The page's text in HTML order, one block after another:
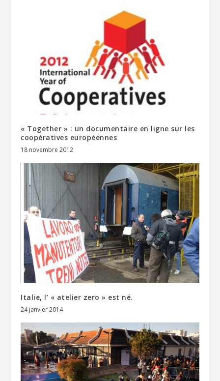
« Together » : un documentaire en ligne sur les
coopératives européennes
18 novembre 2012
Italie, l’ « atelier zero » est né.
24 janvier 2014